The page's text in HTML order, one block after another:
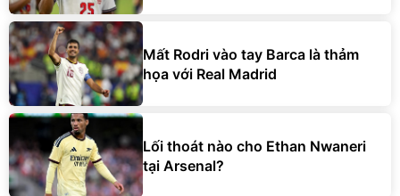
Mất Rodri vào tay Barca là thảm
họa với Real Madrid
Lối thoát nào cho Ethan Nwaneri
tại Arsenal?